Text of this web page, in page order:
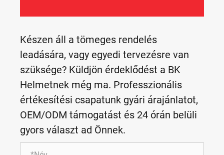
Készen áll a tömeges rendelés
leadására, vagy egyedi tervezésre van
szüksége? Küldjön érdeklődést a BK
Helmetnek még ma. Professzionális
értékesítési csapatunk gyári árajánlatot,
OEM/ODM támogatást és 24 órán belüli
gyors választ ad Önnek.